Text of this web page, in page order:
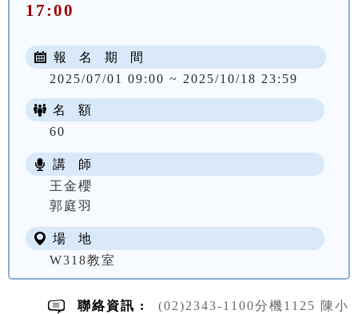
17:00
報 名 期 間
2025/07/01 09:00 ~ 2025/10/18 23:59
名 額
60
講 師
王金櫻
郭庭羽
場 地
W318教室
聯絡資訊 :
(02)2343-1100分機1125 陳小